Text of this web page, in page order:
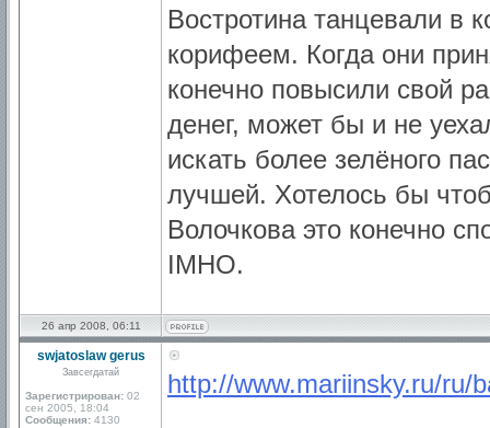
Востротина танцевали в
корифеем. Когда они
конечно повысили свой
денег, может бы и не
искать более зелёного
лучшей. Хотелось бы
Волочкова это конечно
IMHO.
26 апр 2008, 06:11
swjatoslaw gerus
Завсегдатай
Зарегистрирован: 02
сен 2005, 18:04
Сообщения: 4130
http://www.mariinsky.ru/ru/